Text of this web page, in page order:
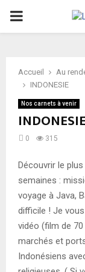
PRIMARY
Accueil Au
INDONESIE
Nos carnets à venir
INDONESIE
0 315
Découvrir le
semaines :
voyage à Java,
difficile ! Je
vidéo (film de
marchés et
Indonésiens